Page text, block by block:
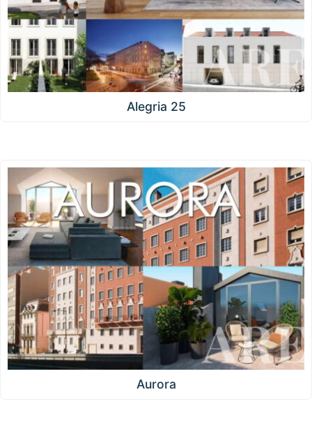
Alegria 25
Aurora